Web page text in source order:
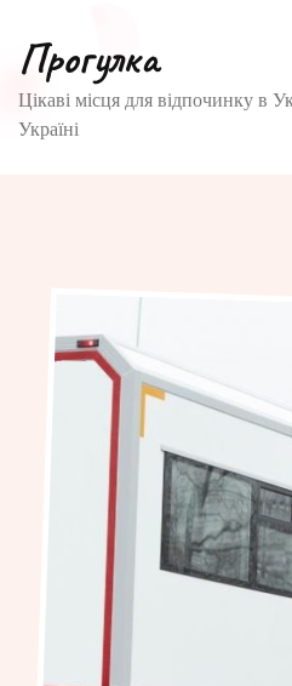
Прогулка
Цікаві місця для відпочинку в
Україні